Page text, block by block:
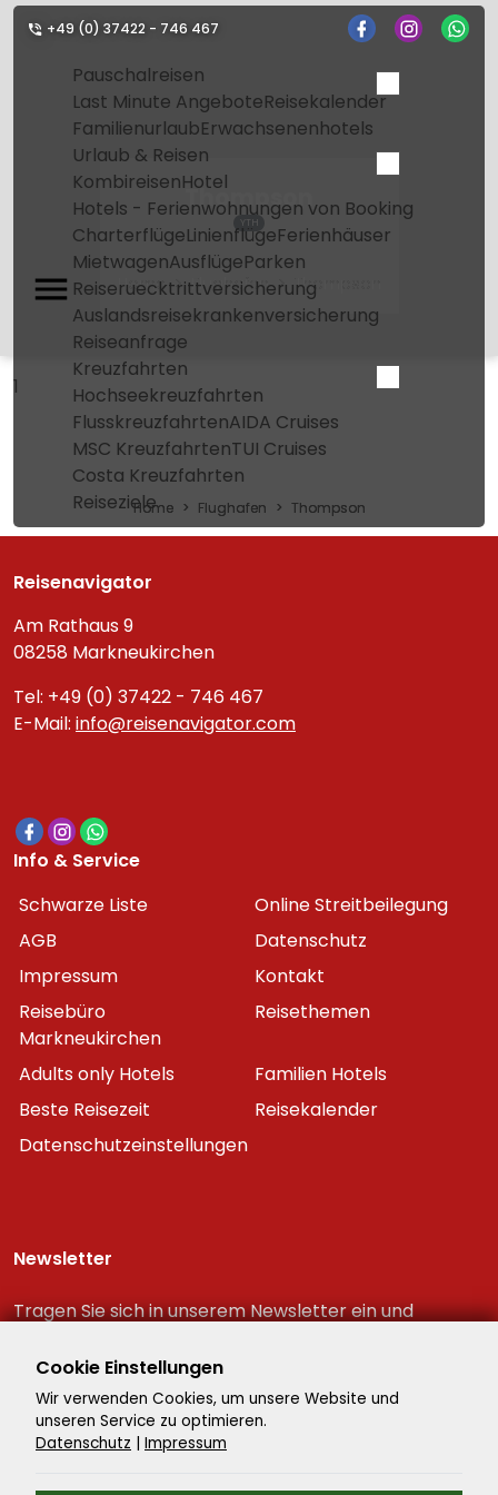
+49 (0) 37422 - 746 467
Pauschalreisen
Last Minute AngeboteReisekalender
FamilienurlaubErwachsenenhotels
Urlaub & Reisen
KombireisenHotel
Hotels - Ferienwohnungen von Booking
CharterflügeLinienflügeFerienhäuser
MietwagenAusflügeParken
Reiseruecktrittversicherung
Auslandsreisekrankenversicherung
Reiseanfrage
Kreuzfahrten
Hochseekreuzfahrten
FlusskreuzfahrtenAIDA Cruises
MSC KreuzfahrtenTUI Cruises
Costa Kreuzfahrten
Reiseziele
Thompson
YTH
Home Flughafen Thompson
1
Home Flughafen Thompson
Reisenavigator
Am Rathaus 9
08258 Markneukirchen
Tel: +49 (0) 37422 - 746 467
E-Mail: info@reisenavigator.com
Info & Service
Schwarze Liste
Online Streitbeilegung
AGB
Datenschutz
Impressum
Kontakt
Reisebüro
Markneukirchen
Reisethemen
Adults only Hotels
Familien Hotels
Beste Reisezeit
Reisekalender
Datenschutzeinstellungen
Newsletter
Tragen Sie sich in unserem Newsletter ein und
Reiseschnäppchen!
Cookie Einstellungen
Wir verwenden Cookies, um unsere Website und
unseren Service zu optimieren.
Datenschutz | Impressum